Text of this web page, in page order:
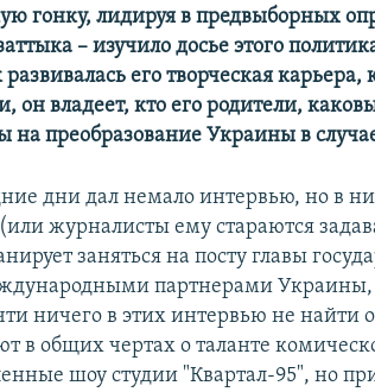
гонку, лидируя в предвыборных
– изучило досье этого
его творческая карьера,
он владеет, кто его родители,
на преобразование Украины в
дни дал немало интервью, но в
журналисты ему стараются
заняться на посту главы
партнерами
ничего в этих интервью не найти
в общих чертах о таланте
шоу студии "Квартал-95", но